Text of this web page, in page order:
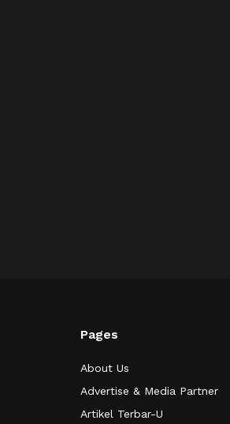
Pages
About Us
Advertise & Media Partner
Artikel Terbar-U